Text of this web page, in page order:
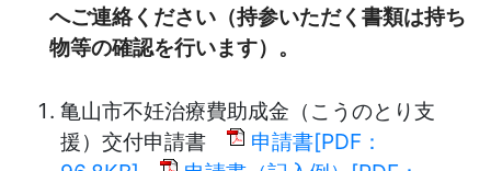
へご連絡ください（持参いただく書類は持ち
物等の確認を行います）。
亀山市不妊治療費助成金（こうのとり支
援）交付申請書
申請書[PDF：